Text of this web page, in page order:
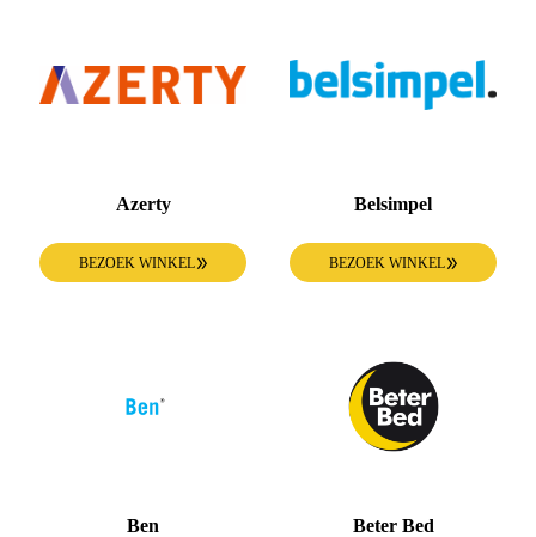
Azerty
BEZOEK WINKEL
Belsimpel
BEZOEK WINKEL
Ben Beter Bed